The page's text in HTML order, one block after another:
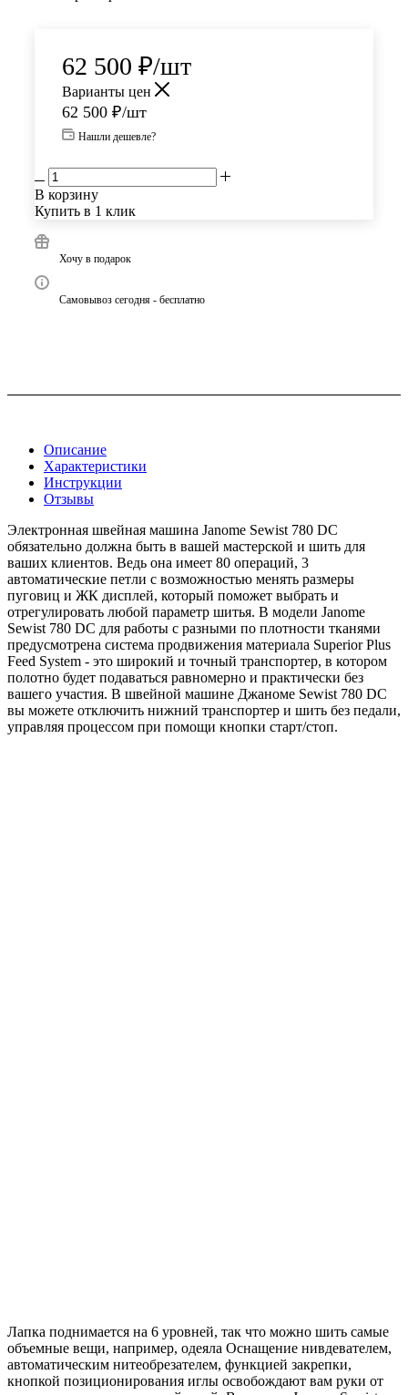
62 500 ₽/шт
Варианты цен
62 500 ₽/шт
Нашли дешевле?
В корзину
Купить в 1 клик
Хочу в подарок
Самовывоз сегодня - бесплатно
Описание
Характеристики
Инструкции
Отзывы
Электронная швейная машина Janome Sewist 780 DC
обязательно должна быть в вашей мастерской и шить для
ваших клиентов. Ведь она имеет 80 операций, 3
автоматические петли с возможностью менять размеры
пуговиц и ЖК дисплей, который поможет выбрать и
отрегулировать любой параметр шитья. В модели Janome
Sewist 780 DC для работы с разными по плотности тканями
предусмотрена система продвижения материала Superior Plus
Feed System - это широкий и точный транспортер, в котором
полотно будет подаваться равномерно и практически без
вашего участия. В швейной машине Джаноме Sewist 780 DC
вы можете отключить нижний транспортер и шить без педали,
управляя процессом при помощи кнопки старт/стоп.
Лапка поднимается на 6 уровней, так что можно шить самые
объемные вещи, например, одеяла Оснащение нивдевателем,
автоматическим нитеобрезателем, функцией закрепки,
кнопкой позиционирования иглы освобождают вам руки от